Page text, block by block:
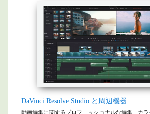
DaVinci Resolve Studio と周辺機器
動画編集に関するプロフェッショナルな編集、カ